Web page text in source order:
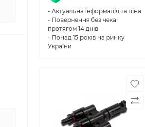
- Актуальна інформація та ціна
- Повернення без чека
протягом 14 днів
- Понад 15 років на ринку
України